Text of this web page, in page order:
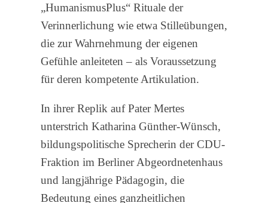
„HumanismusPlus“ Rituale der
Verinnerlichung wie etwa Stilleübungen,
die zur Wahrnehmung der eigenen
Gefühle anleiteten – als Voraussetzung
für deren kompetente Artikulation.
In ihrer Replik auf Pater Mertes
unterstrich Katharina Günther-Wünsch,
bildungspolitische Sprecherin der CDU-
Fraktion im Berliner Abgeordnetenhaus
und langjährige Pädagogin, die
Bedeutung eines ganzheitlichen